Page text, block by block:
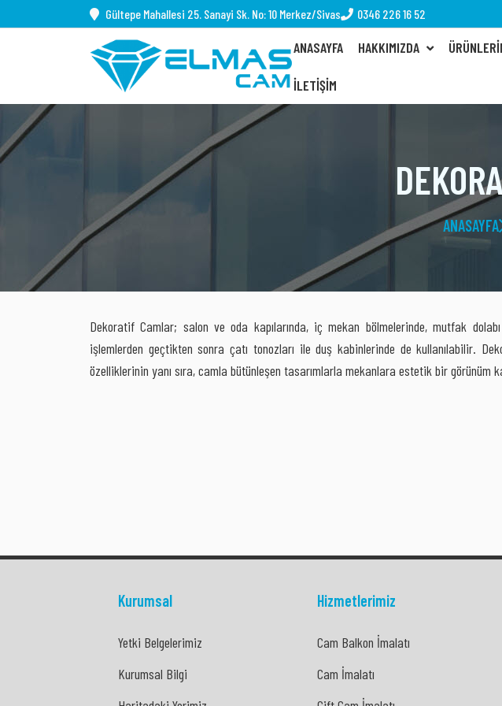
Gültepe Mahallesi 25. Sanayi Sk. No: 10 Merkez/Sivas 0346 226 16 52
ANASAYFA
HAKKIMIZDA
İLETIŞIM
ANASAYFA
Dekoratif Camlar; salon ve oda kapılarında, iç mekan bölmelerinde, mutfak
işlemlerden geçtikten sonra çatı tonozları ile duş kabinlerinde de kullanılabilir.
özelliklerinin yanı sıra, camla bütünleşen tasarımlarla mekanlara estetik bir görünüm
Kurumsal
Yetki Belgelerimiz
Kurumsal Bilgi
Hizmetlerimiz
Cam Balkon İmalatı
Cam İmalatı